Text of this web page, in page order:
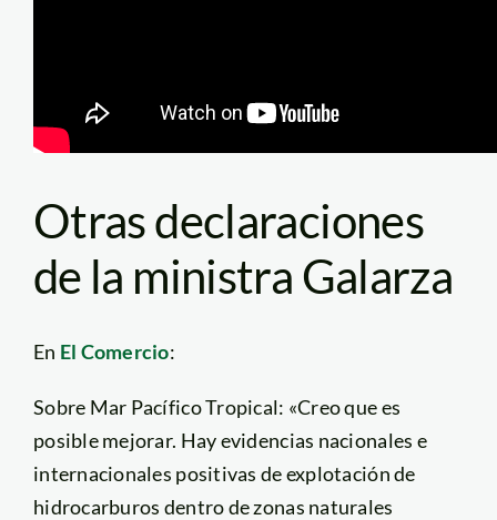
Otras declaraciones
de la ministra Galarza
En El Comercio:
Sobre Mar Pacífico Tropical: «Creo que es
posible mejorar. Hay evidencias nacionales e
internacionales positivas de explotación de
hidrocarburos dentro de zonas naturales